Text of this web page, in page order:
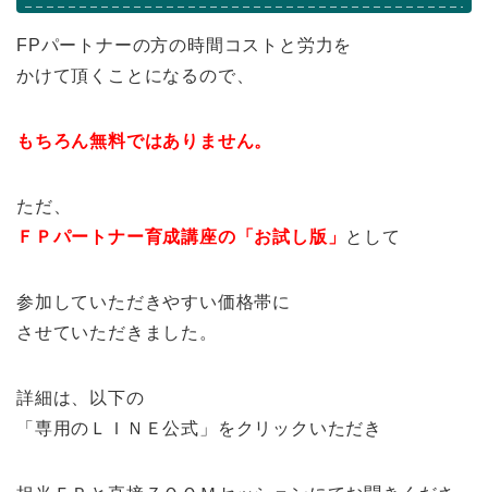
FPパートナーの方の時間コストと労力を
かけて頂くことになるので、
もちろん無料ではありません。
ただ、
ＦＰパートナー育成講座の「お試し版」 として
参加していただきやすい価格帯に
させていただきました。
詳細は、以下の
「専用のＬＩＮＥ公式」をクリックいただき